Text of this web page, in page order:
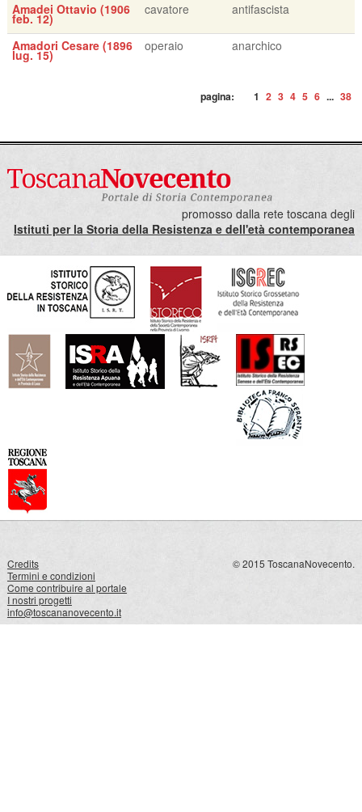
Amadei Ottavio (1906
feb. 12)
cavatore antifascista
Amadori Cesare (1896
lug. 15)
operaio anarchico
pagina: 1 2 3 4 5 6 ... 38
promosso dalla rete toscana degli
Istituti per la Storia della Resistenza e dell'età contemporanea
Credits
Termini e condizioni
Come contribuire al portale
I nostri progetti
info@toscananovecento.it
© 2015 ToscanaNovecento.